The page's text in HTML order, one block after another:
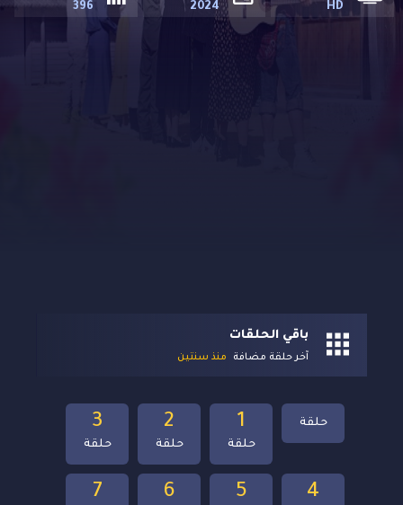
HD
2024
396
باقي الحلقات
آخر حلقة مضافة منذ سنتين
7 6 5 4
3
حلقة
2
حلقة
1
حلقة
حلقة